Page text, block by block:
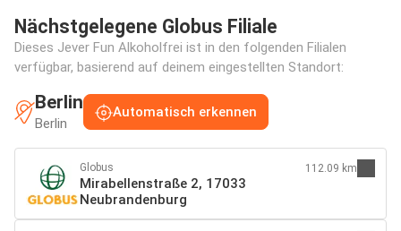
Nächstgelegene Globus Filiale
Dieses Jever Fun Alkoholfrei ist in den folgenden Filialen
verfügbar, basierend auf deinem eingestellten Standort:
Berlin
Berlin
Automatisch erkennen
Globus
Mirabellenstraße 2, 17033
Neubrandenburg
112.09 km